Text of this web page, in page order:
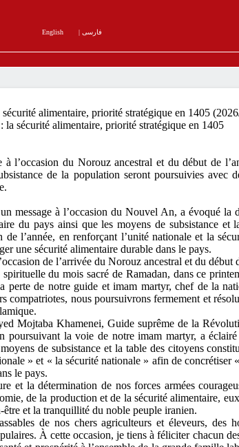
فارسی |
English
alimentaire, priorité stratégique en 1405
l’occasion du Norouz ancestral et du début de
de la population seront poursuivies avec
message à l’occasion du Nouvel An, a évoqué la
du pays ainsi que les moyens de subsistance
l’année, en renforçant l’unité nationale et la
une sécurité alimentaire durable dans le pays.
de l’arrivée du Norouz ancestral et du début
du mois sacré de Ramadan, dans ce
de notre guide et imam martyr, chef de la
compatriotes, nous poursuivrons fermement et
Mojtaba Khamenei, Guide suprême de la
poursuivant la voie de notre imam martyr, a
de subsistance et la table des citoyens
» et « la sécurité nationale » afin de concrétiser
le pays.
et la détermination de nos forces armées
de la production et de la sécurité alimentaire,
et la tranquillité du noble peuple iranien.
de nos chers agriculteurs et éleveurs, des
À cette occasion, je tiens à féliciter chacun